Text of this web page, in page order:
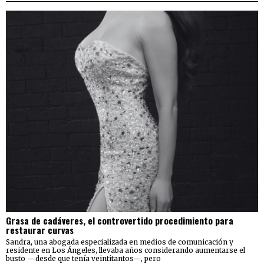
Grasa de cadáveres, el controvertido procedimiento para
restaurar curvas
Sandra, una abogada especializada en medios de comunicación y
residente en Los Ángeles, llevaba años considerando aumentarse el
busto —desde que tenía veintitantos—, pero